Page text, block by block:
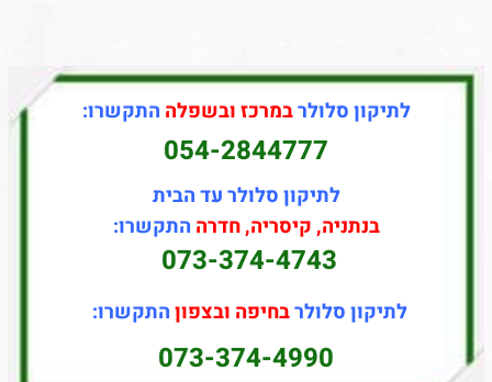
לתיקון סלולרבמרכז ובשפלה התקשרו:
054-2844777
לתיקון סלולר עד הבית
בנתניה, קיסריה, חדרה התקשרו:
073-374-4743
לתיקון סלולרבחיפה ובצפוןהתקשרו:
073-374-4990